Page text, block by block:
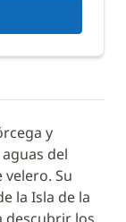
y
del
Su
la Isla de la